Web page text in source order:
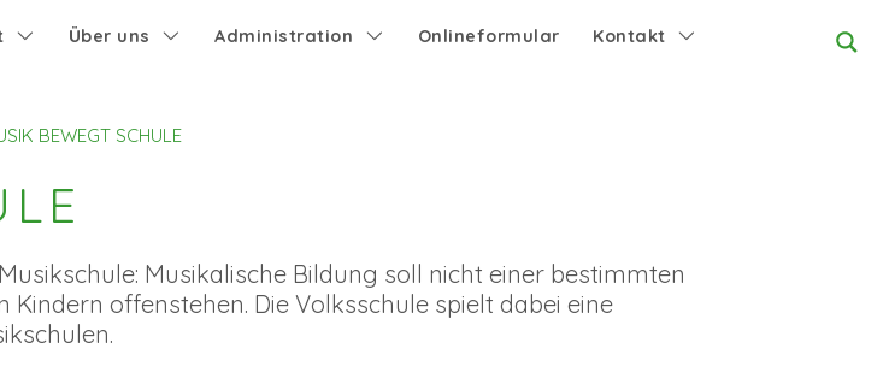
Über uns Administration Onlineformular Kontakt
BEWEGT SCHULE
Musikalische Bildung soll nicht einer bestimmten
offenstehen. Die Volksschule spielt dabei eine